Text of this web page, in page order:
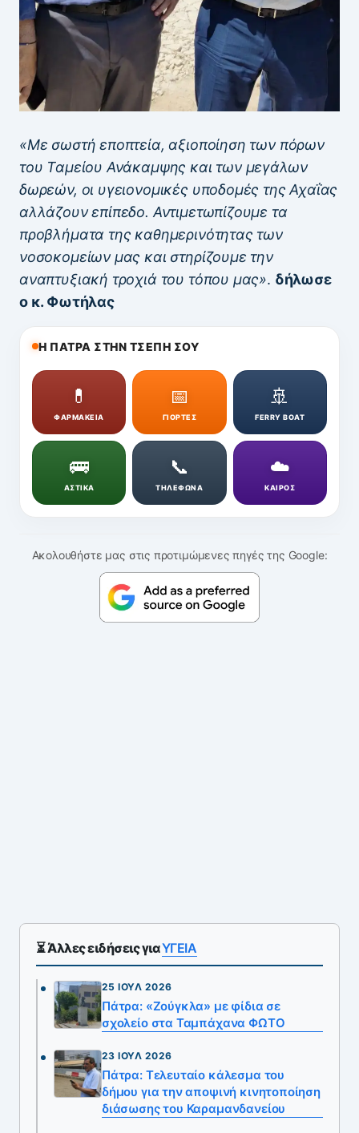
«Με σωστή εποπτεία, αξιοποίηση των πόρων
του Ταμείου Ανάκαμψης και των μεγάλων
δωρεών, οι υγειονομικές υποδομές της Αχαΐας
αλλάζουν επίπεδο. Αντιμετωπίζουμε τα
προβλήματα της καθημερινότητας των
νοσοκομείων μας και στηρίζουμε την
αναπτυξιακή τροχιά του τόπου μας». δήλωσε
ο κ. Φωτήλας
Η ΠΑΤΡΑ ΣΤΗΝ ΤΣΕΠΗ ΣΟΥ
💊
ΦΑΡΜΑΚΕΙΑ
📅
ΓΙΟΡΤΕΣ
🚢
FERRY BOAT
🚌
ΑΣΤΙΚΑ
📞
ΤΗΛΕΦΩΝΑ
☁️
ΚΑΙΡΟΣ
Ακολουθήστε μας στις προτιμώμενες πηγές της Google:
⏳ Άλλες ειδήσεις γιαΥΓΕΙΑ
25 ΙΟΎΛ 2026
Πάτρα: «Ζούγκλα» με φίδια σε
σχολείο στα Ταμπάχανα ΦΩΤΟ
23 ΙΟΎΛ 2026
Πάτρα: Τελευταίο κάλεσμα του
δήμου για την αποψινή κινητοποίηση
διάσωσης του Καραμανδανείου